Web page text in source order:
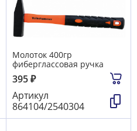
Молоток 400гр
фиберглассовая ручка
395₽
Артикул
864104/2540304